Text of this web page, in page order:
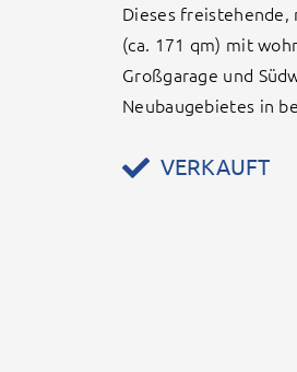
Dieses freistehende,
(ca. 171 qm) mit
Großgarage und
Neubaugebietes in
VERKAUFT